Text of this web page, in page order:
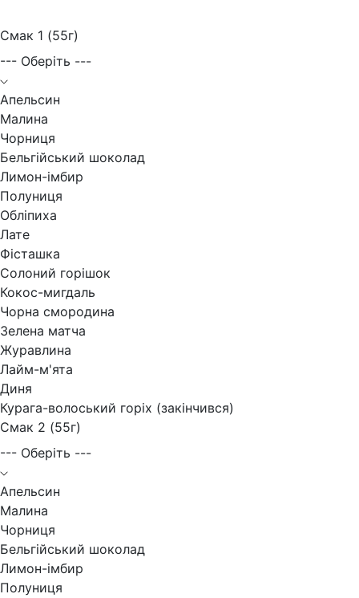
Смак 1 (55г)
--- Оберіть ---
Апельсин
Малина
Чорниця
Бельгійський шоколад
Лимон-імбир
Полуниця
Обліпиха
Лате
Фісташка
Солоний горішок
Кокос-мигдаль
Чорна смородина
Зелена матча
Журавлина
Лайм-м'ята
Диня
Курага-волоський горіх (закінчився)
Смак 2 (55г)
--- Оберіть ---
Апельсин
Малина
Чорниця
Бельгійський шоколад
Лимон-імбир
Полуниця